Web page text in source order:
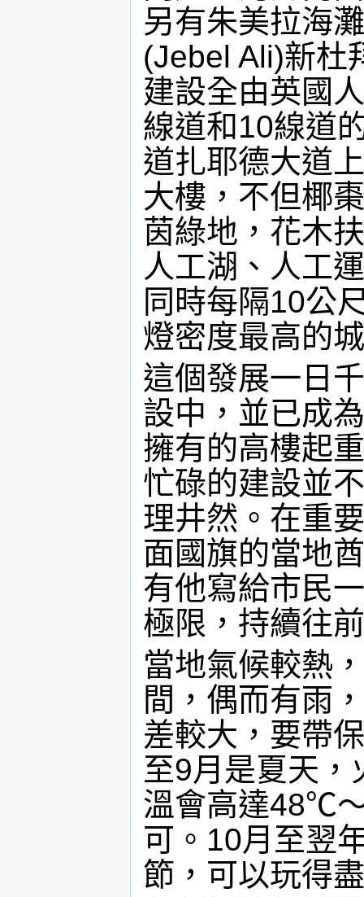
另有朱美拉海
(Jebel Ali)新杜
建設全由英國
線道和10線道
道扎耶德大道
大樓，不但椰
茵綠地，花木
人工湖、人工
同時每隔10公
燈密度最高的
這個發展一日
設中，並已成
擁有的高樓起
忙碌的建設並
理井然。在重
面國旗的當地
有他寫給市民
極限，持續往
當地氣候較熱
間，偶而有雨
差較大，要帶
至9月是夏天
溫會高達48℃
可。10月至翌
節，可以玩得